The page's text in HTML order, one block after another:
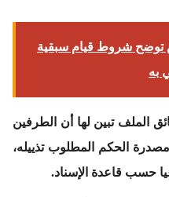
توضح شروط قيام سبقية
به
الملف تبين لها أن الطرفين
الحكم المطلوب تذييله،
حسب قاعدة الإسناد.